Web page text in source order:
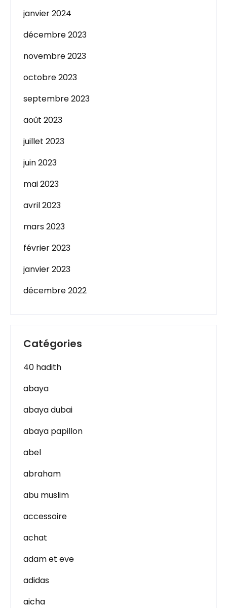
janvier 2024
décembre 2023
novembre 2023
octobre 2023
septembre 2023
août 2023
juillet 2023
juin 2023
mai 2023
avril 2023
mars 2023
février 2023
janvier 2023
décembre 2022
Catégories
40 hadith
abaya
abaya dubai
abaya papillon
abel
abraham
abu muslim
accessoire
achat
adam et eve
adidas
aicha